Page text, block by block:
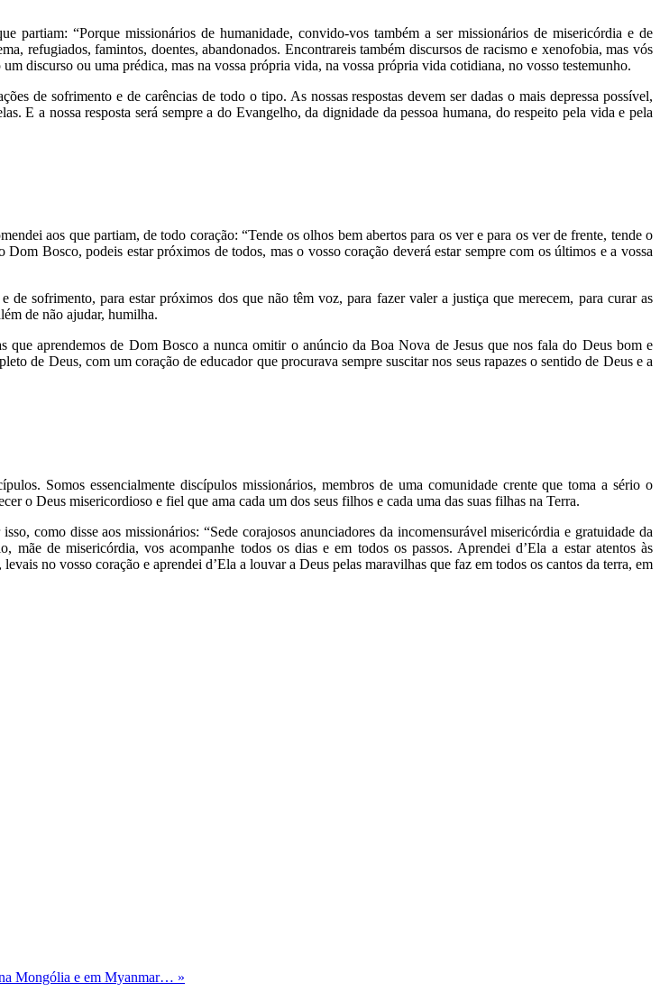
partiam: “Porque missionários de humanidade, convido-vos também a ser missionários de misericórdia e de
refugiados, famintos, doentes, abandonados. Encontrareis também discursos de racismo e xenofobia, mas vós
discurso ou uma prédica, mas na vossa própria vida, na vossa própria vida cotidiana, no vosso testemunho.
de sofrimento e de carências de todo o tipo. As nossas respostas devem ser dadas o mais depressa possível,
E a nossa resposta será sempre a do Evangelho, da dignidade da pessoa humana, do respeito pela vida e pela
aos que partiam, de todo coração: “Tende os olhos bem abertos para os ver e para os ver de frente, tende o
Bosco, podeis estar próximos de todos, mas o vosso coração deverá estar sempre com os últimos e a vossa
sofrimento, para estar próximos dos que não têm voz, para fazer valer a justiça que merecem, para curar as
de não ajudar, humilha.
que aprendemos de Dom Bosco a nunca omitir o anúncio da Boa Nova de Jesus que nos fala do Deus bom e
de Deus, com um coração de educador que procurava sempre suscitar nos seus rapazes o sentido de Deus e a
Somos essencialmente discípulos missionários, membros de uma comunidade crente que toma a sério o
o Deus misericordioso e fiel que ama cada um dos seus filhos e cada uma das suas filhas na Terra.
como disse aos missionários: “Sede corajosos anunciadores da incomensurável misericórdia e gratuidade da
mãe de misericórdia, vos acompanhe todos os dias e em todos os passos. Aprendei d’Ela a estar atentos às
no vosso coração e aprendei d’Ela a louvar a Deus pelas maravilhas que faz em todos os cantos da terra, em
Mongólia e em Myanmar… »